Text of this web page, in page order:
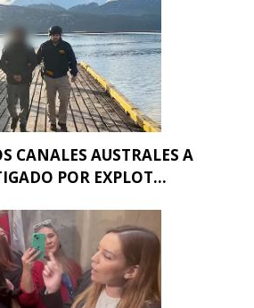
CANALES AUSTRALES A
POR EXPLOT...